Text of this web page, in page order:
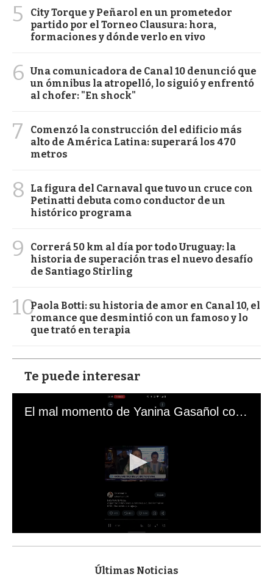
5
City Torque y Peñarol en un prometedor
partido por el Torneo Clausura: hora,
formaciones y dónde verlo en vivo
6 Una comunicadora de Canal 10 denunció que
un ómnibus la atropelló, lo siguió y enfrentó
al chofer: "En shock"
7
Comenzó la construcción del edificio más
alto de América Latina: superará los 470
metros
8
La figura del Carnaval que tuvo un cruce con
Petinatti debuta como conductor de un
histórico programa
9
Correrá 50 km al día por todo Uruguay: la
historia de superación tras el nuevo desafío
de Santiago Stirling
10Paola Botti: su historia de amor en Canal 10, el
romance que desmintió con un famoso y lo
que trató en terapia
Te puede interesar
El mal momento de Yanina Gasañol con un hincha argentino en "Subrayado"
s
Últimas Noticias